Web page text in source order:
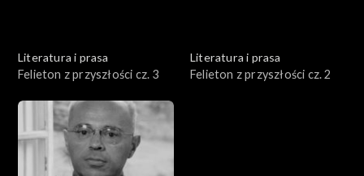
Literatura i prasa
Felieton z przyszłości cz. 3
Literatura i prasa
Felieton z przyszłości cz. 2